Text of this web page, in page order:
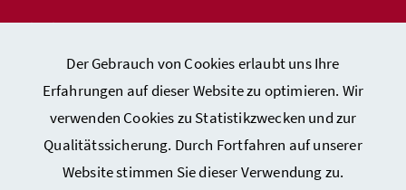
Der Gebrauch von Cookies erlaubt uns Ihre
Erfahrungen auf dieser Website zu optimieren. Wir
verwenden Cookies zu Statistikzwecken und zur
Qualitätssicherung. Durch Fortfahren auf unserer
Website stimmen Sie dieser Verwendung zu.
Quicklinks
Kontakt
Impressum
Barrierefreiheitserklärung